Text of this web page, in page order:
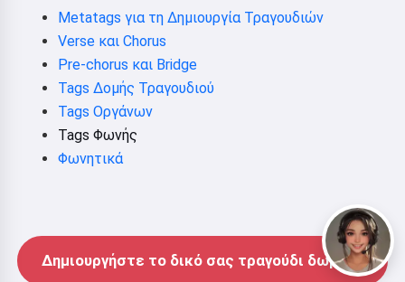
Metatags για τη Δημιουργία Τραγουδιών
Verse και Chorus
Pre-chorus και Bridge
Tags Δομής Τραγουδιού
Tags Οργάνων
Tags Φωνής
Φωνητικά
Δημιουργήστε το δικό σας τραγούδι δωρεάν